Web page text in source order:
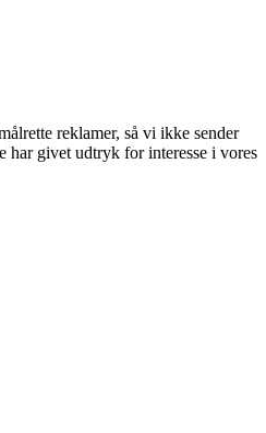
reklamer, så vi ikke sender
har givet udtryk for interesse i vores